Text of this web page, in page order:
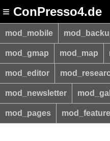
≡ ConPresso4.de
mod_mobile
mod_gmap mod_map
mod_editor
mod_newsletter
mod_pages